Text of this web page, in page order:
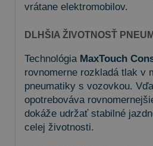
vrátane elektromobilov.
DLHŠIA ŽIVOTNOSŤ
Technológia MaxTouch
rovnomerne rozkladá tlak v
pneumatiky s vozovkou.
opotrebováva
dokáže udržať stabilné
celej životnosti.